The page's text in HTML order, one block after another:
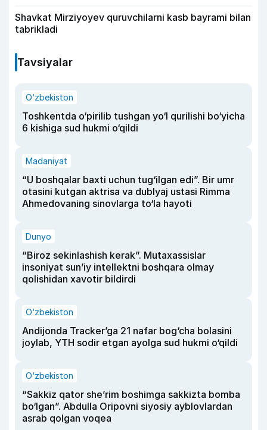
Shavkat Mirziyoyev quruvchilarni kasb bayrami bilan
tabrikladi
Tavsiyalar
O‘zbekiston
Toshkentda o‘pirilib tushgan yo‘l qurilishi bo‘yicha
6 kishiga sud hukmi o‘qildi
Madaniyat
“U boshqalar baxti uchun tug‘ilgan edi”. Bir umr
otasini kutgan aktrisa va dublyaj ustasi Rimma
Ahmedovaning sinovlarga to‘la hayoti
Dunyo
“Biroz sekinlashish kerak”. Mutaxassislar
insoniyat sun’iy intellektni boshqara olmay
qolishidan xavotir bildirdi
O‘zbekiston
Andijonda Tracker’ga 21 nafar bog‘cha bolasini
joylab, YTH sodir etgan ayolga sud hukmi o‘qildi
O‘zbekiston
“Sakkiz qator she’rim boshimga sakkizta bomba
bo‘lgan”. Abdulla Oripovni siyosiy ayblovlardan
asrab qolgan voqea